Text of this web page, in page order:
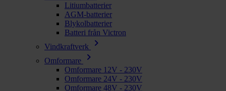
Litiumbatterier
AGM-batterier
Blykolbatterier
Batteri från Victron
Vindkraftverk
chevron_right
Omformare chevron_right
Omformare 12V - 230V
Omformare 24V - 230V
Omformare 48V - 230V